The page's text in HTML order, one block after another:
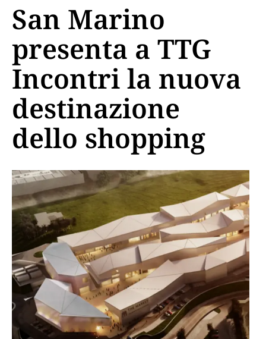
San Marino
presenta a TTG
Incontri la nuova
destinazione
dello shopping